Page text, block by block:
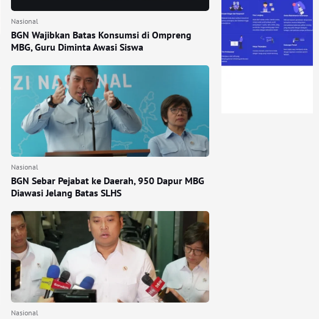
Nasional
BGN Wajibkan Batas Konsumsi di Ompreng
MBG, Guru Diminta Awasi Siswa
Nasional
BGN Sebar Pejabat ke Daerah, 950 Dapur MBG
Diawasi Jelang Batas SLHS
Nasional